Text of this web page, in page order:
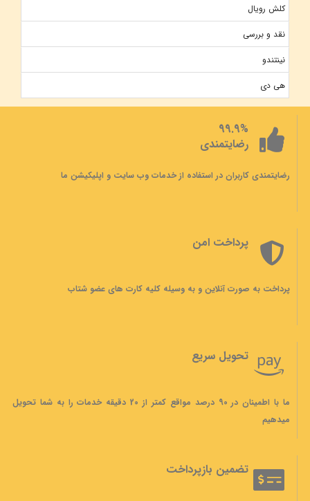
کلش رویال
نقد و بررسی
نینتندو
هی دی
99.9%
رضایتمندی
رضایتمندی کاربران در استفاده از خدمات وب سایت و اپلیکیشن ما
پرداخت امن
پرداخت به صورت آنلاین و به وسیله کلیه کارت های عضو شتاب
تحویل سریع
ما با اطمینان در 90 درصد مواقع کمتر از 20 دقیقه خدمات را به شما تحویل
میدهیم
تضمین بازپرداخت